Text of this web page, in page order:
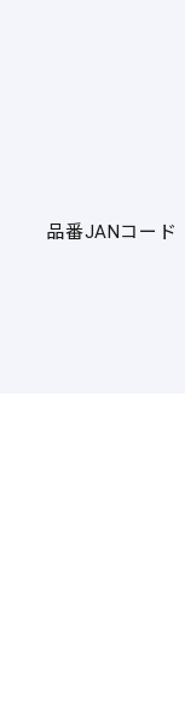
品番JANコード